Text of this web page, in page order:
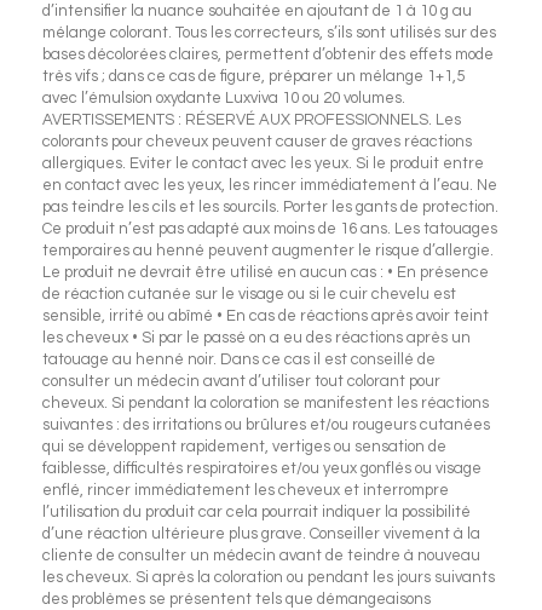
d’intensifier la nuance souhaitée en ajoutant de 1 à 10 g au
mélange colorant. Tous les correcteurs, s’ils sont utilisés sur des
bases décolorées claires, permettent d’obtenir des effets mode
très vifs ; dans ce cas de figure, préparer un mélange 1+1,5
avec l’émulsion oxydante Luxviva 10 ou 20 volumes.
AVERTISSEMENTS : RÉSERVÉ AUX PROFESSIONNELS. Les
colorants pour cheveux peuvent causer de graves réactions
allergiques. Eviter le contact avec les yeux. Si le produit entre
en contact avec les yeux, les rincer immédiatement à l’eau. Ne
pas teindre les cils et les sourcils. Porter les gants de protection.
Ce produit n’est pas adapté aux moins de 16 ans. Les tatouages
temporaires au henné peuvent augmenter le risque d’allergie.
Le produit ne devrait être utilisé en aucun cas : • En présence
de réaction cutanée sur le visage ou si le cuir chevelu est
sensible, irrité ou abîmé • En cas de réactions après avoir teint
les cheveux • Si par le passé on a eu des réactions après un
tatouage au henné noir. Dans ce cas il est conseillé de
consulter un médecin avant d’utiliser tout colorant pour
cheveux. Si pendant la coloration se manifestent les réactions
suivantes : des irritations ou brûlures et/ou rougeurs cutanées
qui se développent rapidement, vertiges ou sensation de
faiblesse, difficultés respiratoires et/ou yeux gonflés ou visage
enflé, rincer immédiatement les cheveux et interrompre
l’utilisation du produit car cela pourrait indiquer la possibilité
d’une réaction ultérieure plus grave. Conseiller vivement à la
cliente de consulter un médecin avant de teindre à nouveau
les cheveux. Si après la coloration ou pendant les jours suivants
des problèmes se présentent tels que démangeaisons